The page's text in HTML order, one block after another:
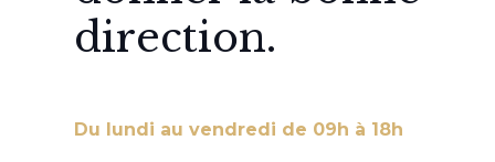
direction.
Du lundi au vendredi de 09h à 18h